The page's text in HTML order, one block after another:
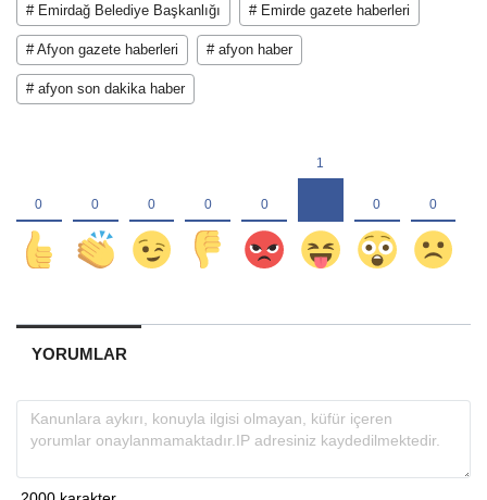
# Emirdağ Belediye Başkanlığı # Emirde gazete haberleri
# Afyon gazete haberleri # afyon haber
# afyon son dakika haber
YORUMLAR